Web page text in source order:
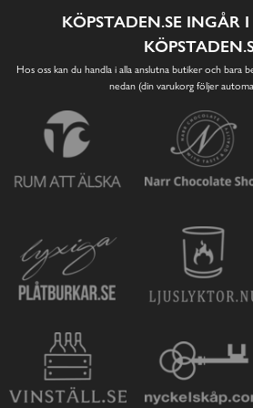
KÖPSTADEN.SE INGÅR
Hos oss kan du handla i alla anslutna butiker och bara
nedan (din varukorg följer